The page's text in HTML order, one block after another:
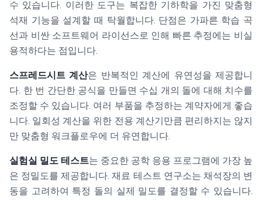
수 있습니다. 이러한 도구는 복잡한 기하학을 가진 맞춤형
석재 기능을 설계할 때 탁월합니다. 단점은 가파른 학습 곡
선과 비싼 소프트웨어 라이선스로 인해 빠른 추정에는 비실
용적하다는 점입니다.
스프레드시트 계산은 반복적인 계산에 유연성을 제공합니
다. 한 번 간단한 공식을 만들면 수십 개의 돌에 대해 치수를
조정할 수 있습니다. 여러 부품을 추정하는 계약자에게 좋습
니다. 일회성 계산을 위한 전용 계산기만큼 편리하지는 않지
만 맞춤형 워크플로우에 더 유연합니다.
실험실 밀도 테스트는 중요한 공학 응용 프로그램에 가장 높
은 정밀도를 제공합니다. 재료 테스트 연구소는 채석장의 변
동을 고려하여 특정 돌의 실제 밀도를 결정할 수 있습니다.